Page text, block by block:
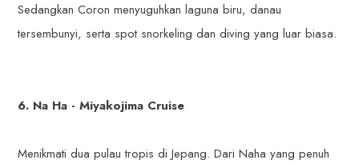
Sedangkan Coron menyuguhkan laguna biru, danau
tersembunyi, serta spot snorkeling dan diving yang luar biasa.
6. Na Ha - Miyakojima Cruise
Menikmati dua pulau tropis di Jepang. Dari Naha yang penuh